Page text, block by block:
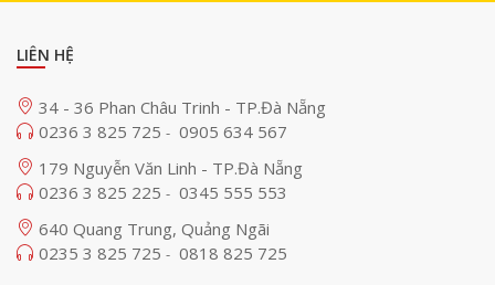
LIÊN HỆ
34 - 36 Phan Châu Trinh - TP.Đà Nẵng
0236 3 825 725 - 0905 634 567
179 Nguyễn Văn Linh - TP.Đà Nẵng
0236 3 825 225 - 0345 555 553
640 Quang Trung, Quảng Ngãi
0235 3 825 725 - 0818 825 725